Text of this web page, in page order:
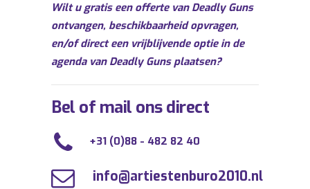
Wilt u gratis een offerte van Deadly Guns
ontvangen, beschikbaarheid opvragen,
en/of direct een vrijblijvende optie in de
agenda van Deadly Guns plaatsen?
Bel of mail ons direct
+31 (0)88 - 482 82 40
info@artiestenburo2010.nl